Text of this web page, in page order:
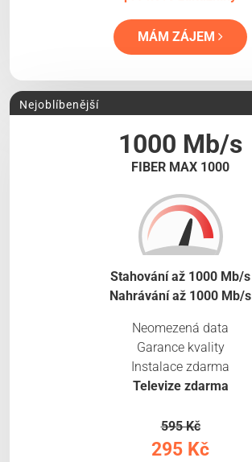
MÁM ZÁJEM
1000 Mb/s
FIBER MAX 1000
Nejoblíbenější
Stahování až 1000 Mb/s
Nahrávání až 1000 Mb/s
Neomezená data
Garance kvality
Instalace zdarma
Televize zdarma
595 Kč
295 Kč